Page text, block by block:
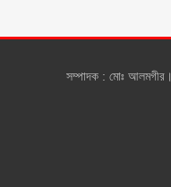
সম্পাদক : মোঃ আলমগীর।